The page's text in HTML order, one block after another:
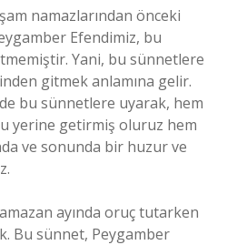
namazlarından önceki
Efendimiz, bu
Yani, bu sünnetlere
gitmek anlamına gelir.
bu sünnetlere uyarak, hem
yerine getirmiş oluruz hem
ve sonunda bir huzur ve
ayında oruç tutarken
Bu sünnet, Peygamber